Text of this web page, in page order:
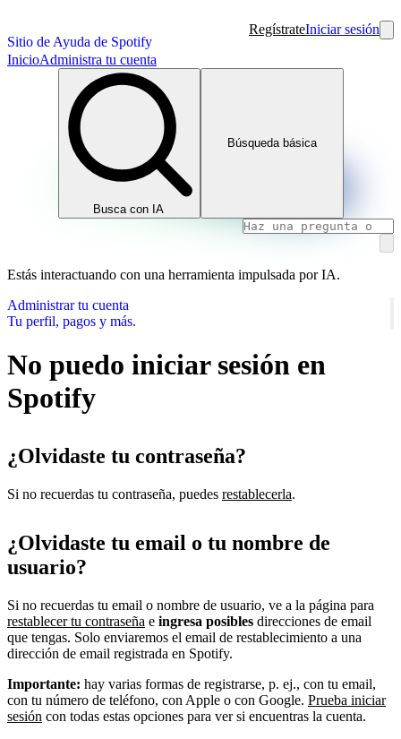
Sitio de Ayuda de Spotify
RegístrateIniciar sesión
InicioAdministra tu cuenta
Busca con IA
Búsqueda básica
Estás interactuando con una herramienta impulsada por IA.
Administrar tu cuenta
Tu perfil, pagos y más.
No puedo iniciar sesión en
Spotify
¿Olvidaste tu contraseña?
Si no recuerdas tu contraseña, puedes restablecerla.
¿Olvidaste tu email o tu nombre de
usuario?
Si no recuerdas tu email o nombre de usuario, ve a la página para
restablecer tu contraseña e ingresa posibles direcciones de email
que tengas. Solo enviaremos el email de restablecimiento a una
dirección de email registrada en Spotify.
Importante: hay varias formas de registrarse, p. ej., con tu email,
con tu número de teléfono, con Apple o con Google. Prueba iniciar
sesión con todas estas opciones para ver si encuentras la cuenta.